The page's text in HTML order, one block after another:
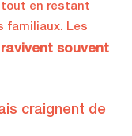
tout en restant
familiaux. Les
ravivent souvent
craignent de